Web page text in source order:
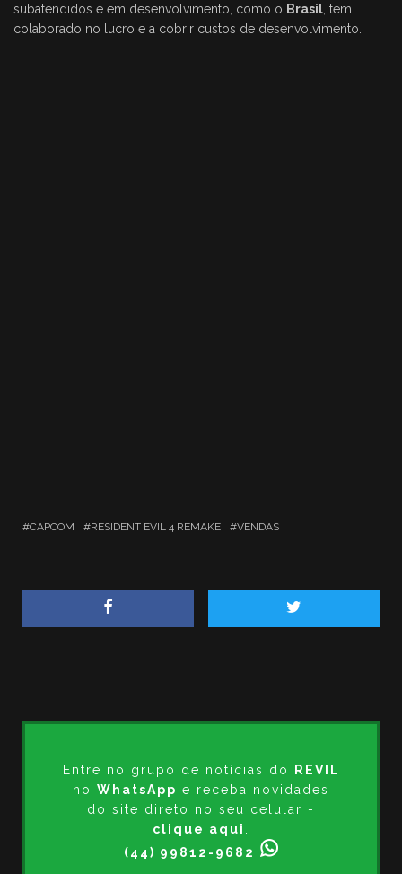
subatendidos e em desenvolvimento, como o Brasil, tem
colaborado no lucro e a cobrir custos de desenvolvimento.
CAPCOM RESIDENT EVIL 4 REMAKE VENDAS
Entre no grupo de notícias do
REVIL
no WhatsApp e receba novidades
do site direto no seu celular -
clique aqui .
(44) 99812-9682